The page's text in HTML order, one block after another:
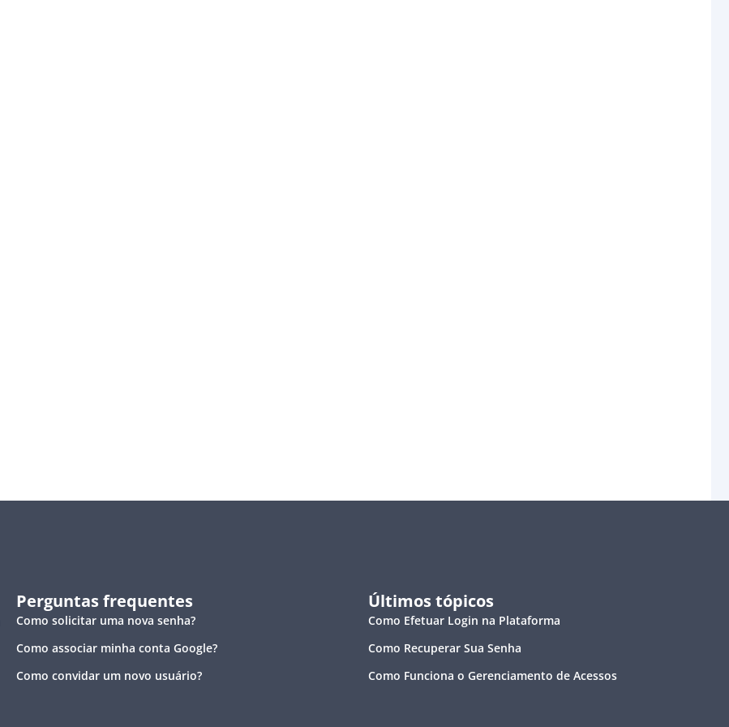
Perguntas frequentes
Como solicitar uma nova senha?
Como associar minha conta Google?
Como convidar um novo usuário?
Últimos tópicos
Como Efetuar Login na Plataforma
Como Recuperar Sua Senha
Como Funciona o Gerenciamento de Acessos